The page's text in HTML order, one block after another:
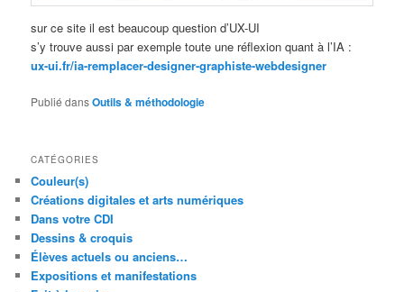
sur ce site il est beaucoup question d’UX-UI
s’y trouve aussi par exemple toute une réflexion quant à l’IA :
ux-ui.fr/ia-remplacer-designer-graphiste-webdesigner
Publié dansOutils & méthodologie
CATÉGORIES
Couleur(s)
Créations digitales et arts numériques
Dans votre CDI
Dessins & croquis
Élèves actuels ou anciens…
Expositions et manifestations